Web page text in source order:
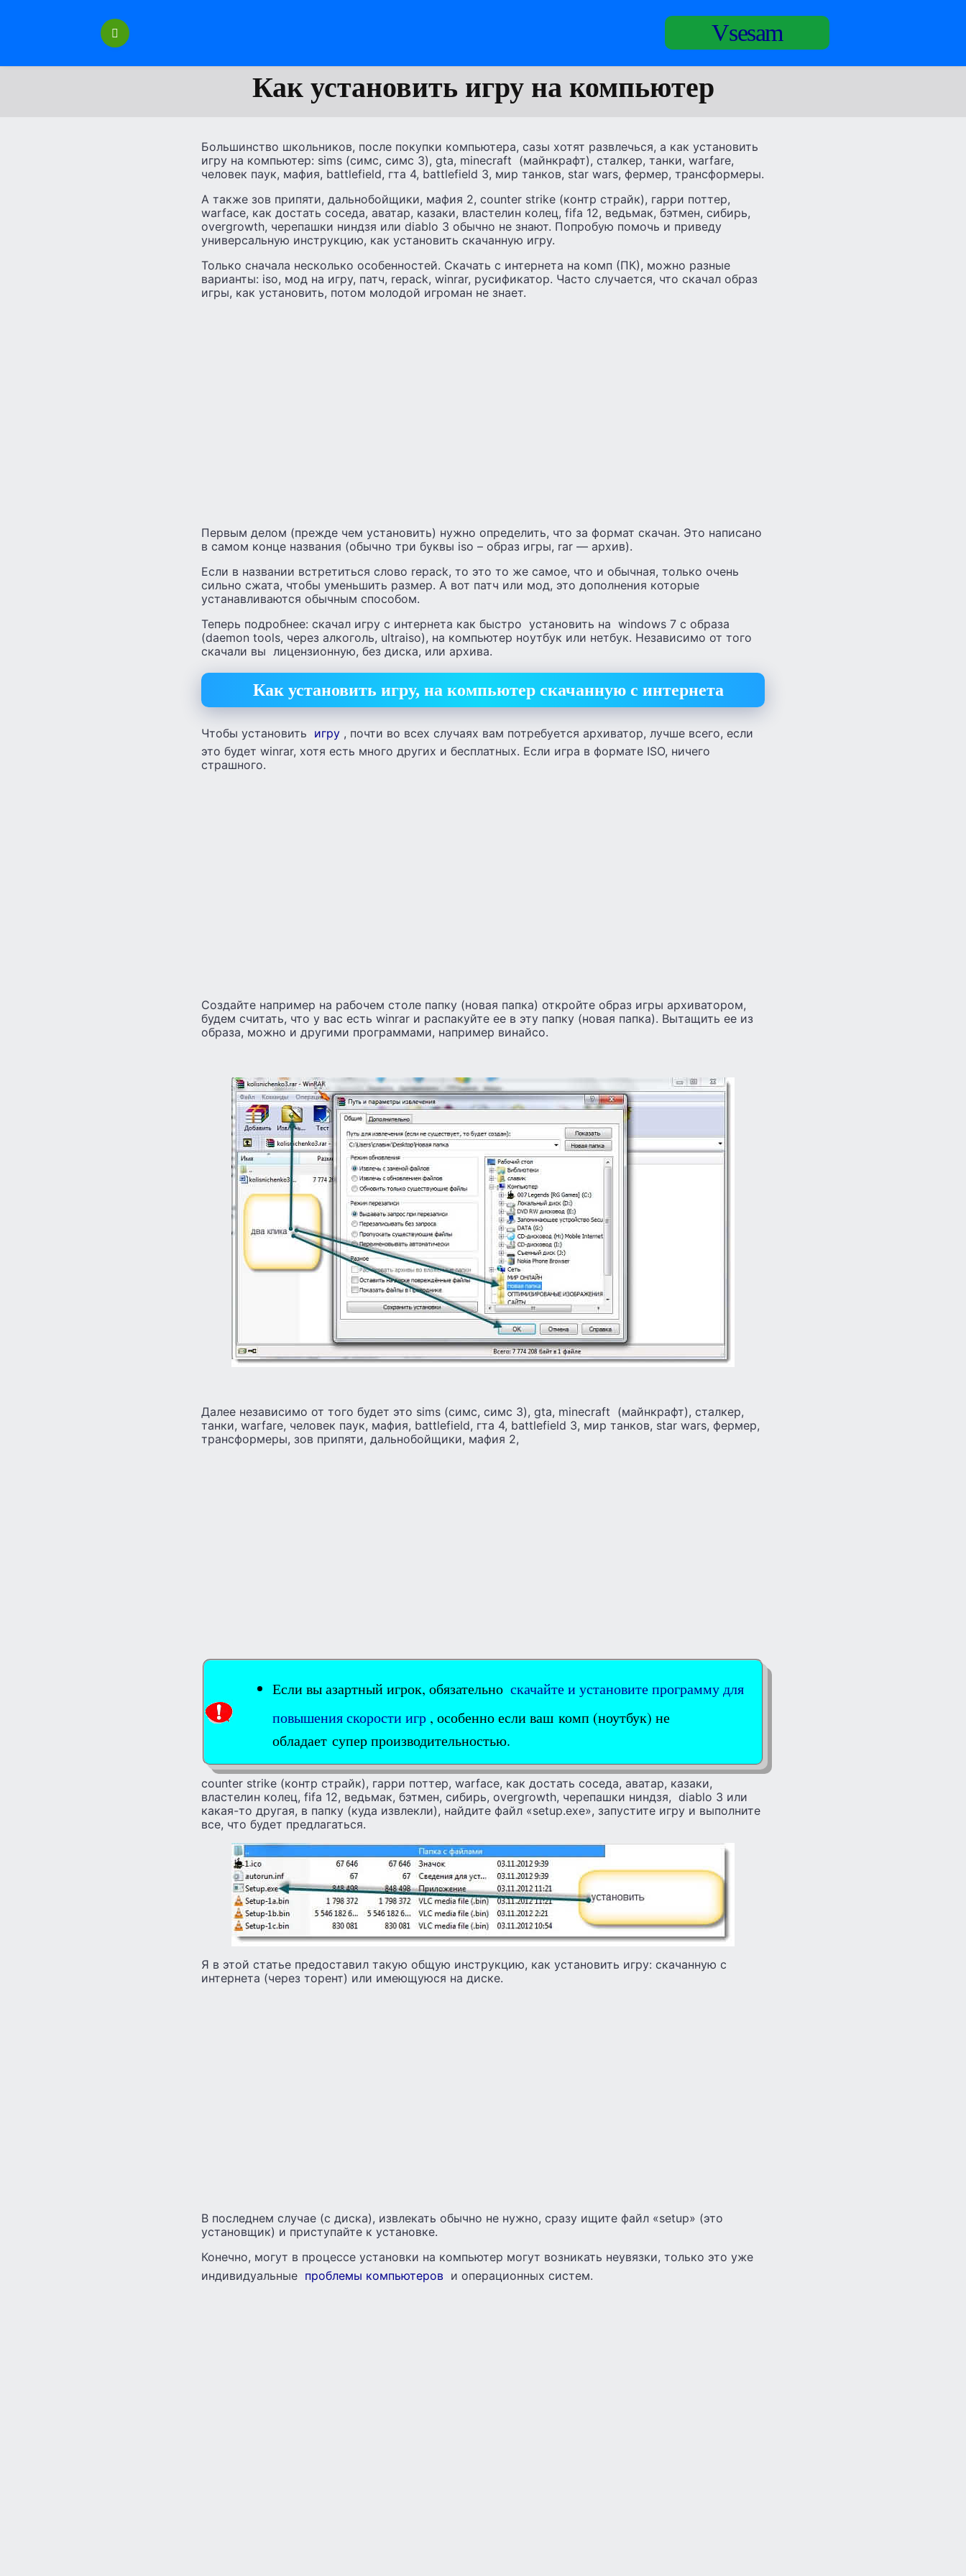
Vsesam
Как установить игру на компьютер
Большинство школьников, после покупки компьютера, сазы хотят развлечься, а как установить
игру на компьютер: sims (симс, симс 3), gta, minecraft (майнкрафт), сталкер, танки, warfare,
человек паук, мафия, battlefield, гта 4, battlefield 3, мир танков, star wars, фермер, трансформеры.
А также зов припяти, дальнобойщики, мафия 2, counter strike (контр страйк), гарри поттер,
warface, как достать соседа, аватар, казаки, властелин колец, fifa 12, ведьмак, бэтмен, сибирь,
overgrowth, черепашки ниндзя или diablo 3 обычно не знают. Попробую помочь и приведу
универсальную инструкцию, как установить скачанную игру.
Только сначала несколько особенностей. Скачать с интернета на комп (ПК), можно разные
варианты: iso, мод на игру, патч, repack, winrar, русификатор. Часто случается, что скачал образ
игры, как установить, потом молодой игроман не знает.
Первым делом (прежде чем установить) нужно определить, что за формат скачан. Это написано
в самом конце названия (обычно три буквы iso – образ игры, rar — архив).
Если в названии встретиться слово repack, то это то же самое, что и обычная, только очень
сильно сжата, чтобы уменьшить размер. А вот патч или мод, это дополнения которые
устанавливаются обычным способом.
Теперь подробнее: скачал игру с интернета как быстро установить на windows 7 с образа
(daemon tools, через алкоголь, ultraiso), на компьютер ноутбук или нетбук. Независимо от того
скачали вы лицензионную, без диска, или архива.
Как установить игру, на компьютер скачанную с интернета
Чтобы установить игру , почти во всех случаях вам потребуется архиватор, лучше всего, если
это будет winrar, хотя есть много других и бесплатных. Если игра в формате ISO, ничего
страшного.
Создайте например на рабочем столе папку (новая папка) откройте образ игры архиватором,
будем считать, что у вас есть winrar и распакуйте ее в эту папку (новая папка). Вытащить ее из
образа, можно и другими программами, например винайсо.
Далее независимо от того будет это sims (симс, симс 3), gta, minecraft (майнкрафт), сталкер,
танки, warfare, человек паук, мафия, battlefield, гта 4, battlefield 3, мир танков, star wars, фермер,
трансформеры, зов припяти, дальнобойщики, мафия 2,
Если вы азартный игрок, обязательно скачайте и установите программу для
повышения скорости игр , особенно если ваш комп (ноутбук) не
обладает супер производительностью.
counter strike (контр страйк), гарри поттер, warface, как достать соседа, аватар, казаки,
властелин колец, fifa 12, ведьмак, бэтмен, сибирь, overgrowth, черепашки ниндзя, diablo 3 или
какая-то другая, в папку (куда извлекли), найдите файл «setup.exe», запустите игру и выполните
все, что будет предлагаться.
Я в этой статье предоставил такую общую инструкцию, как установить игру: скачанную с
интернета (через торент) или имеющуюся на диске.
В последнем случае (с диска), извлекать обычно не нужно, сразу ищите файл «setup» (это
установщик) и приступайте к установке.
Конечно, могут в процессе установки на компьютер могут возникать неувязки, только это уже
индивидуальные проблемы компьютеров и операционных систем.